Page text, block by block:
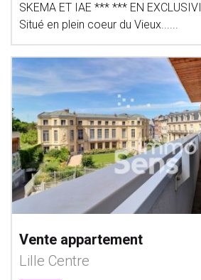
SKEMA ET IAE *** *** EN
Situé en plein coeur du Vieux......
Vente appartement
Lille Centre